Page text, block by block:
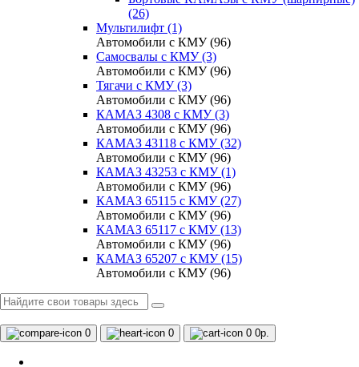
(26)
Мультилифт (1)
Автомобили с КМУ (96)
Самосвалы с КМУ (3)
Автомобили с КМУ (96)
Тягачи с КМУ (3)
Автомобили с КМУ (96)
КАМАЗ 4308 c КМУ (3)
Автомобили с КМУ (96)
КАМАЗ 43118 с КМУ (32)
Автомобили с КМУ (96)
КАМАЗ 43253 с КМУ (1)
Автомобили с КМУ (96)
КАМАЗ 65115 с КМУ (27)
Автомобили с КМУ (96)
КАМАЗ 65117 с КМУ (13)
Автомобили с КМУ (96)
КАМАЗ 65207 с КМУ (15)
Автомобили с КМУ (96)
0 0 0 0р.